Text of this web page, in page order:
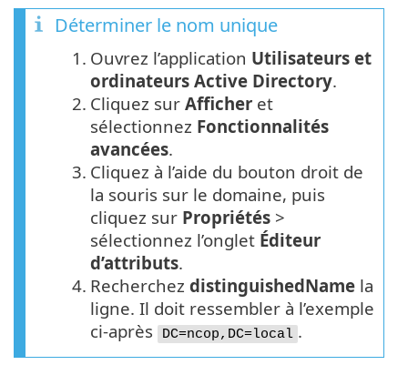
Déterminer le nom unique
1. Ouvrez l’application Utilisateurs et
ordinateurs Active Directory.
2. Cliquez sur Afficher et
sélectionnez Fonctionnalités
avancées.
3. Cliquez à l’aide du bouton droit de
la souris sur le domaine, puis
cliquez sur Propriétés >
sélectionnez l’onglet Éditeur
d’attributs.
4. Recherchez distinguishedName la
ligne. Il doit ressembler à l’exemple
ci-après
DC=ncop,DC=local .